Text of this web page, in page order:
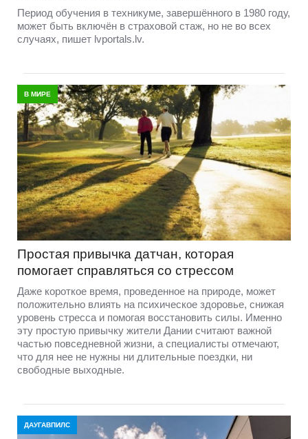
Период обучения в техникуме, завершённого в 1980 году,
может быть включён в страховой стаж, но не во всех
случаях, пишет lvportals.lv.
В МИРЕ
Простая привычка датчан, которая
помогает справляться со стрессом
Даже короткое время, проведенное на природе, может
положительно влиять на психическое здоровье, снижая
уровень стресса и помогая восстановить силы. Именно
эту простую привычку жители Дании считают важной
частью повседневной жизни, а специалисты отмечают,
что для нее не нужны ни длительные поездки, ни
свободные выходные.
ДАУГАВПИЛС